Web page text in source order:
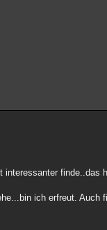
finde..das
ich erfreut. Auch